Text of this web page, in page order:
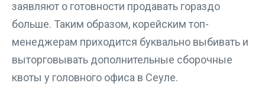
заявляют о готовности продавать гораздо
больше. Таким образом, корейским топ-
менеджерам приходится буквально выбивать и
выторговывать дополнительные сборочные
квоты у головного офиса в Сеуле.